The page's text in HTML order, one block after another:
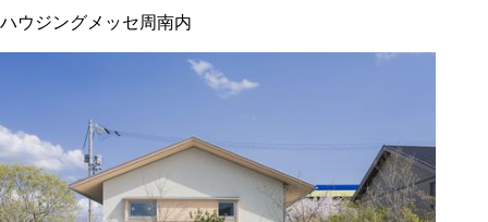
ハウジングメッセ周南内